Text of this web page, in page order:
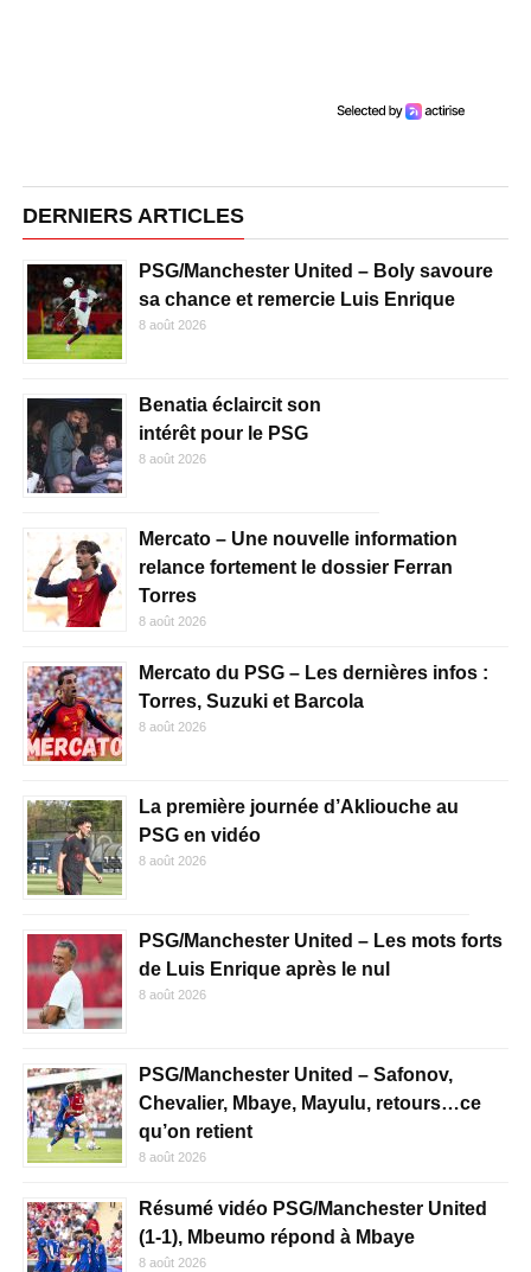
DERNIERS ARTICLES
PSG/Manchester United – Boly savoure
sa chance et remercie Luis Enrique
8 août 2026
Benatia éclaircit son
intérêt pour le PSG
8 août 2026
Mercato – Une nouvelle information
relance fortement le dossier Ferran
Torres
8 août 2026
Mercato du PSG – Les dernières infos :
Torres, Suzuki et Barcola
8 août 2026
La première journée d’Akliouche au
PSG en vidéo
8 août 2026
PSG/Manchester United – Les mots forts
de Luis Enrique après le nul
8 août 2026
PSG/Manchester United – Safonov,
Chevalier, Mbaye, Mayulu, retours…ce
qu’on retient
8 août 2026
Résumé vidéo PSG/Manchester United
(1-1), Mbeumo répond à Mbaye
8 août 2026